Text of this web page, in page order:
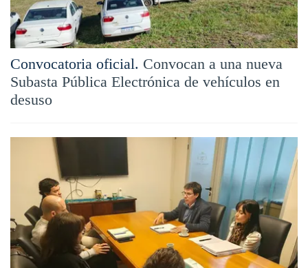
Convocatoria oficial. Convocan a una nueva
Subasta Pública Electrónica de vehículos en
desuso